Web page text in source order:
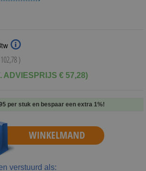
)
ADVIESPRIJS € 57,28)
per stuk en bespaar een extra 1%!
WINKELMAND
verstuurd als: